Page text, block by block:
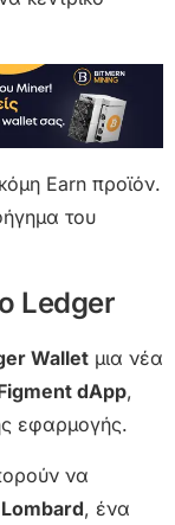
Earn προϊόν.
του
Ledger
Wallet μια νέα
dApp,
εφαρμογής.
να
Lombard, ένα